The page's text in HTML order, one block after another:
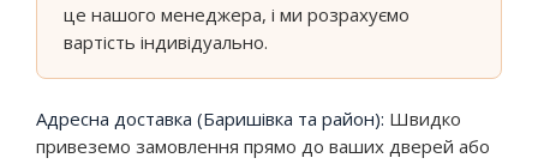
це нашого менеджера, і ми розрахуємо
вартість індивідуально.
Адресна доставка (Баришівка та район): Швидко
привеземо замовлення прямо до ваших дверей або